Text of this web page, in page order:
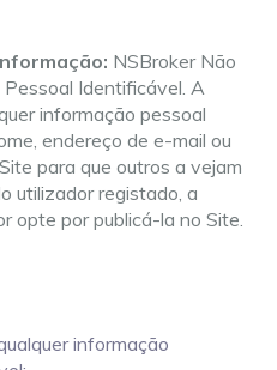
NSBroker Não
Identificável. A
informação pessoal
endereço de e-mail ou
para que outros a vejam
utilizador registado, a
opte por publicá-la no Site.
informação